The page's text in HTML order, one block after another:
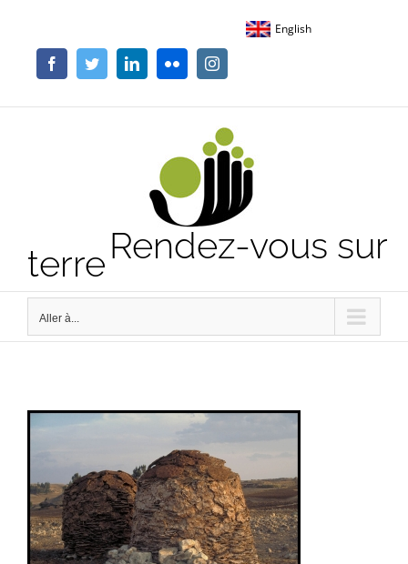
contenu
English
FacebookTwitterLinkedInFlickr Instagram
Rendez-vous sur
terre
Aller à...